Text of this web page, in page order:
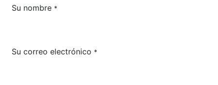
Su nombre *
Su correo electrónico *